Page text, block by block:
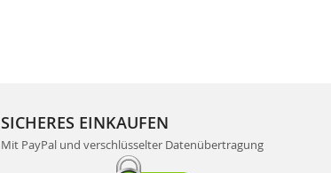
SICHERES EINKAUFEN
Mit PayPal und verschlüsselter Datenübertragung